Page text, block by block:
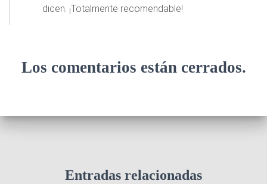
dicen. ¡Totalmente recomendable!
Los comentarios están cerrados.
Entradas relacionadas